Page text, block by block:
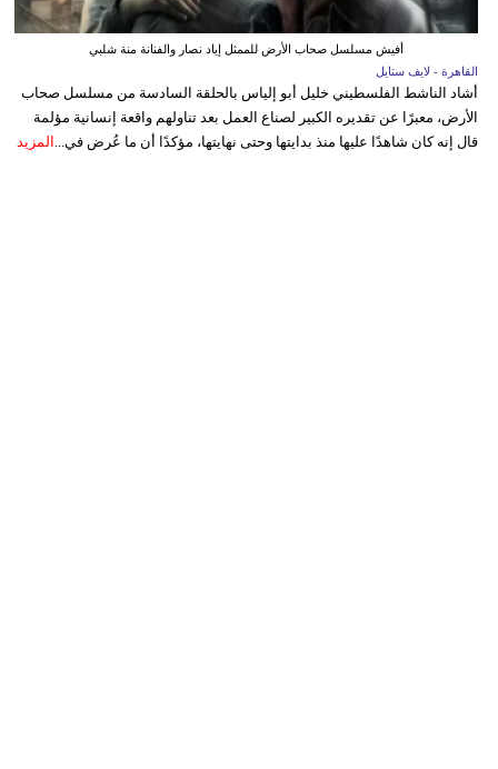
أفيش مسلسل صحاب الأرض للممثل إياد نصار والفنانة منة شلبي
القاهرة - لايف ستايل
أشاد الناشط الفلسطيني خليل أبو إلياس بالحلقة السادسة من مسلسل صحاب
الأرض، معبرًا عن تقديره الكبير لصناع العمل بعد تناولهم واقعة إنسانية مؤلمة
قال إنه كان شاهدًا عليها منذ بدايتها وحتى نهايتها، مؤكدًا أن ما عُرض في... المزيد